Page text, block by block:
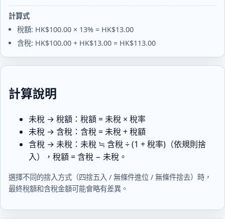
額:
HK$13.00
含
稅
價
計算式
稅額: HK$100.00 × 13% = HK$13.00
含稅: HK$100.00 + HK$13.00 = HK$113.00
計算說明
未稅 → 稅額： 稅額 = 未稅 × 稅率
未稅 → 含稅： 含稅 = 未稅 + 稅額
含稅 → 未稅： 未稅 ≒ 含稅 ÷ (1 + 稅率) （依規則捨
入）， 稅額 = 含稅 − 未稅 。
選擇不同的捨入方式（四捨五入 / 無條件進位 / 無條件捨去）時，
最終稅額和含稅金額可能會略有差異。